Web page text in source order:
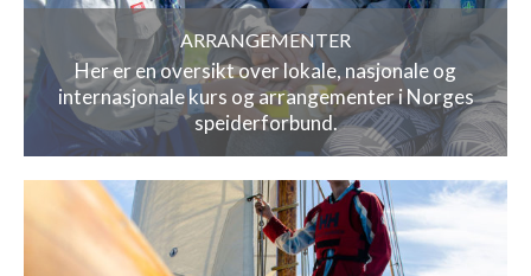
ARRANGEMENTER
Her er en oversikt over lokale, nasjonale og
internasjonale kurs og arrangementer i Norges
speiderforbund.